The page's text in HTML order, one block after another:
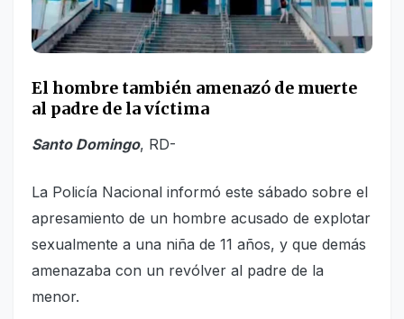
El hombre también amenazó de muerte
al padre de la víctima
Santo Domingo, RD-
La Policía Nacional informó este sábado sobre el
apresamiento de un hombre acusado de explotar
sexualmente a una niña de 11 años, y que demás
amenazaba con un revólver al padre de la
menor.